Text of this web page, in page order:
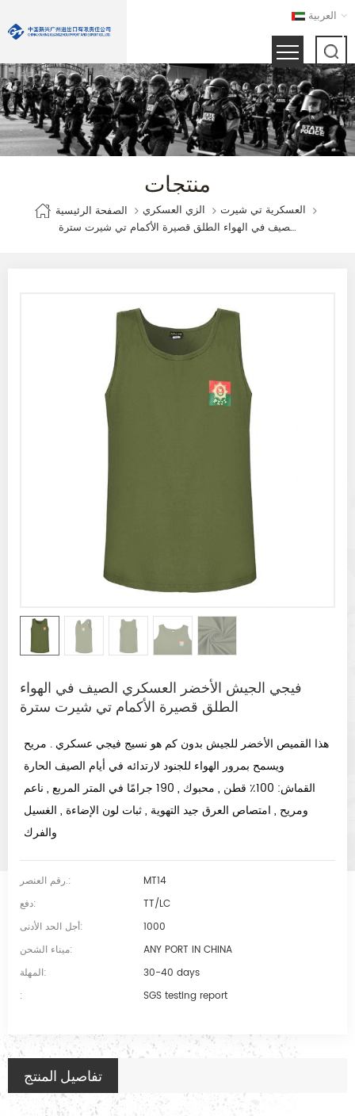
العربية
منتجات
الصفحة الرئيسية الزي العسكري
العسكرية تي شيرت
فيجي الجيش الأخضر العسكري الصيف في الهواء الطلق قصيرة الأكمام تي شيرت سترة
فيجي الجيش الأخضر العسكري الصيف في الهواء
الطلق قصيرة الأكمام تي شيرت سترة
هذا القميص الأخضر للجيش بدون كم هو نسيج فيجي عسكري . مريح
القماش: 100٪ قطن , محبوك , 190 جرامًا في المتر المربع , ناعم
ومريح , امتصاص العرق جيد التهوية , ثبات لون الإضاءة , الغسيل
رقم العنصر.:
MT14
دفع:
TT/LC
أجل الحد الأدنى:
1000
ميناء الشحن:
ANY PORT IN CHINA
المهلة:
30-40 days
:
SGS testing report
تفاصيل المنتج